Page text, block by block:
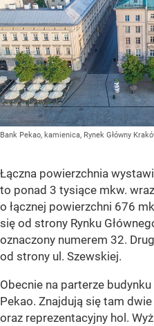
Bank Pekao, kamienica, Rynek Główny
Łączna powierzchnia
to ponad 3 tysiące mkw.
o łącznej powierzchni 676
się od strony Rynku
oznaczony numerem 32.
od strony ul. Szewskiej.
Obecnie na parterze
Pekao. Znajdują się tam
oraz reprezentacyjny hol.